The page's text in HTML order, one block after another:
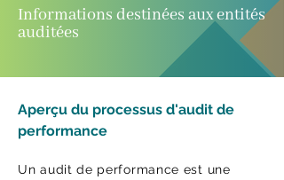
Informations destinées aux entités
auditées
Aperçu du processus d'audit de
performance
Un audit de performance est une